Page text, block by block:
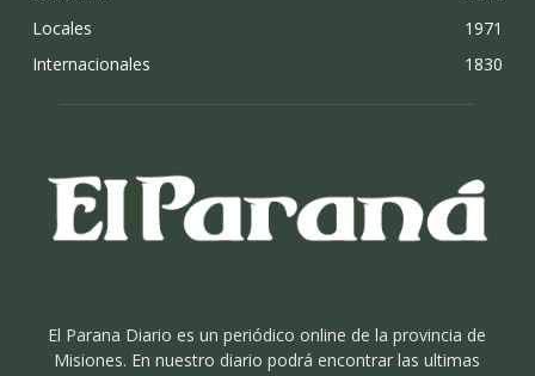
Locales
1971
Internacionales
1830
El Parana Diario es un periódico online de la provincia de
Misiones. En nuestro diario podrá encontrar las ultimas